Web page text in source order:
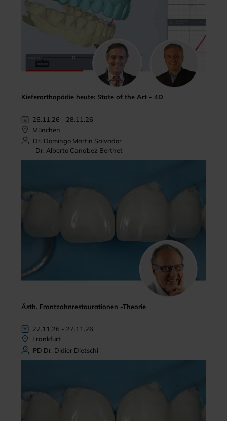
Kieferorthopädie heute: State of the Art - 4D
26.11.26 - 28.11.26
München
Dr. Domingo Martin Salvador
Dr. Alberto Canábez Berthet
Ästh. Frontzahnrestaurationen -Theorie
27.11.26 - 27.11.26
Frankfurt
PD Dr. Didier Dietschi